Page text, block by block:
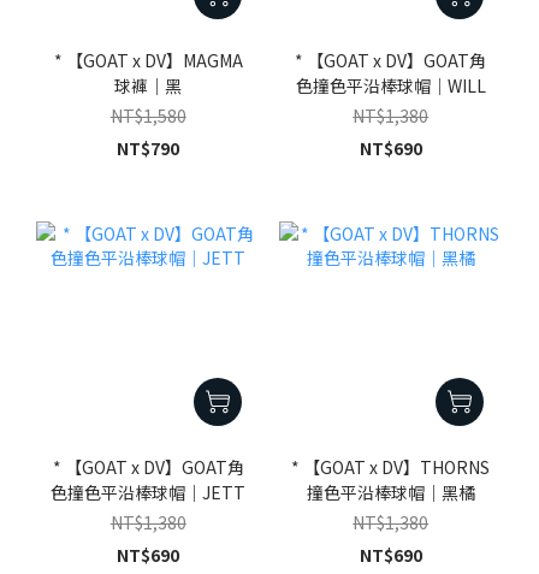
* 【GOAT x DV】MAGMA
球褲｜黑
NT$1,580
NT$790
* 【GOAT x DV】GOAT角
色撞色平沿棒球帽｜WILL
NT$1,380
NT$690
* 【GOAT x DV】GOAT角
色撞色平沿棒球帽｜JETT
NT$1,380
NT$690
* 【GOAT x DV】THORNS
撞色平沿棒球帽｜黑橘
NT$1,380
NT$690